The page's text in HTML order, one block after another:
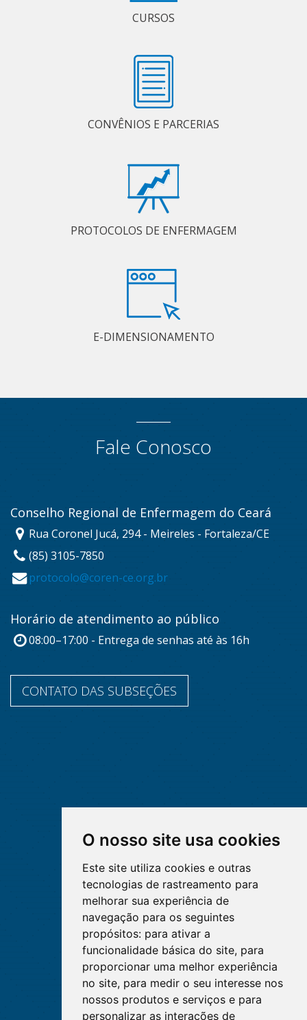
O nosso site usa cookies
Este site utiliza cookies e outras
tecnologias de rastreamento para
melhorar sua experiência de
navegação para os seguintes
propósitos: para ativar a
funcionalidade básica do site, para
proporcionar uma melhor experiência
no site, para medir o seu interesse nos
nossos produtos e serviços e para
personalizar as interações de
CURSOS
CONVÊNIOS E PARCERIAS
PROTOCOLOS DE ENFERMAGEM
E-DIMENSIONAMENTO
Fale Conosco
Conselho Regional de Enfermagem do Ceará
Rua Coronel Jucá, 294 - Meireles - Fortaleza/CE
(85) 3105-7850
protocolo@coren-ce.org.br
Horário de atendimento ao público
08:00–17:00 - Entrega de senhas até às 16h
CONTATO DAS SUBSEÇÕES